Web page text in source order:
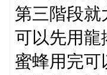
第三階段就
可以先用龍
蜜蜂用完可